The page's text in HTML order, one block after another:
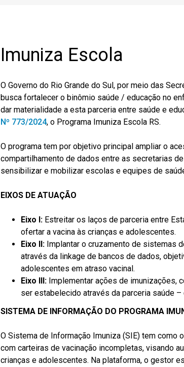
Imuniza Escola
O Governo do Rio Grande do Sul, por meio das
busca fortalecer o binômio saúde / educação no
dar materialidade a esta parceria entre saúde e
Nº 773/2024, o Programa Imuniza Escola RS.
O programa tem por objetivo principal ampliar o
compartilhamento de dados entre as secretarias
sensibilizar e mobilizar escolas e equipes de
EIXOS DE ATUAÇÃO
Eixo I: Estreitar os laços de parceria entre
ofertar a vacina às crianças e adolescentes.
Eixo II: Implantar o cruzamento de sistemas
através da linkage de bancos de dados,
adolescentes em atraso vacinal.
Eixo III: Implementar ações de imunizações,
ser estabelecido através da parceria saúde –
SISTEMA DE INFORMAÇÃO DO PROGRAMA
O Sistema de Informação Imuniza (SIE) tem como
com carteiras de vacinação incompletas, visando
crianças e adolescentes. Na plataforma, o gestor